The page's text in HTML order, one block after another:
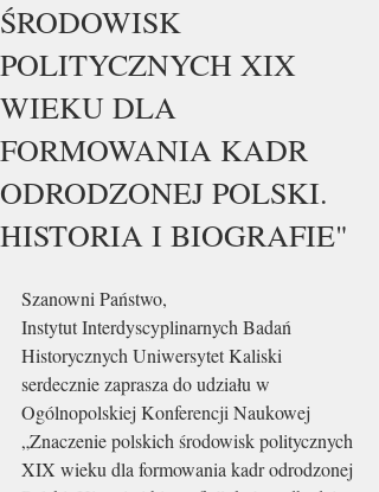
ŚRODOWISK
POLITYCZNYCH XIX
WIEKU DLA
FORMOWANIA KADR
ODRODZONEJ POLSKI.
HISTORIA I BIOGRAFIE"
Szanowni Państwo,
Instytut Interdyscyplinarnych Badań
Historycznych Uniwersytet Kaliski
serdecznie zaprasza do udziału w
Ogólnopolskiej Konferencji Naukowej
„Znaczenie polskich środowisk politycznych
XIX wieku dla formowania kadr odrodzonej